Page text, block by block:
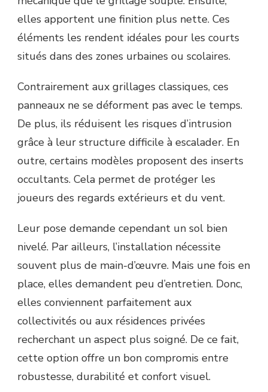
elles apportent une finition plus nette. Ces
éléments les rendent idéales pour les courts
situés dans des zones urbaines ou scolaires.
Contrairement aux grillages classiques, ces
panneaux ne se déforment pas avec le temps.
De plus, ils réduisent les risques d’intrusion
grâce à leur structure difficile à escalader. En
outre, certains modèles proposent des inserts
occultants. Cela permet de protéger les
joueurs des regards extérieurs et du vent.
Leur pose demande cependant un sol bien
nivelé. Par ailleurs, l’installation nécessite
souvent plus de main-d’œuvre. Mais une fois en
place, elles demandent peu d’entretien. Donc,
elles conviennent parfaitement aux
collectivités ou aux résidences privées
recherchant un aspect plus soigné. De ce fait,
cette option offre un bon compromis entre
robustesse, durabilité et confort visuel.